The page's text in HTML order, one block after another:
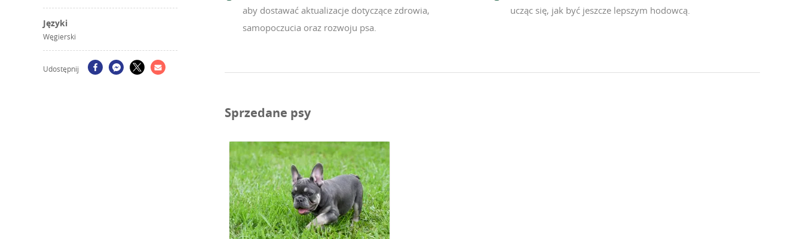
Języki
Węgierski
Udostępnij
aby dostawać aktualizacje dotyczące zdrowia,
samopoczucia oraz rozwoju psa.
ucząc się, jak być jeszcze lepszym hodowcą.
Sprzedane psy